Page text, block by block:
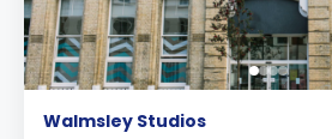
Walmsley Studios